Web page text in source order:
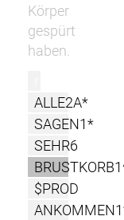
Körper
gespürt
haben.
ALLE2A*
SAGEN1*
SEHR6
$PROD